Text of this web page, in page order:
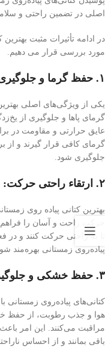
اصلی در تضمین راحتی و
در ادامه تأثیرات مثبت بهترین
مورد بررسی قرار می دهیم.
۱. حفظ گرما و
یکی از ویژگی‌های اصلی
گرمای پاها و جلوگیری از
عایق حرارتی و مقاومت در
گرمای کافی قرار گیرند و از
جلوگیری شود.
۲. ارتقاء راحتی حرکت:
بهترین کتانی پیاده روی
حرکت راحت و آسان را فراهم
تا به راحتی حرکت کنند و در
پیاده‌روی زمستانی بهره‌مند
۳. حفظ خشکی و جلوگیری از تعریق:
کتانی‌های پیاده‌روی زمستانی
هوا و جذب رطوبت، از حفظ
مراقبت می‌کنند. این امر
باقی بمانند و از احساس